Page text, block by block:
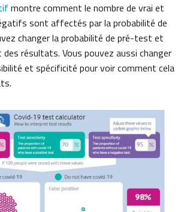
montre comment le nombre de vrai et
sont affectés par la probabilité de
changer la probabilité de pré-test et
résultats. Vous pouvez aussi changer
et spécificité pour voir comment cela